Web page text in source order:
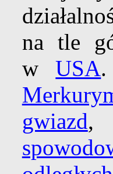
na tle
wUSA.
gwiazd